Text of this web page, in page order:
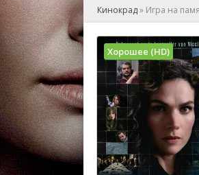
Кинокрад» Игра на
Хорошее (HD)